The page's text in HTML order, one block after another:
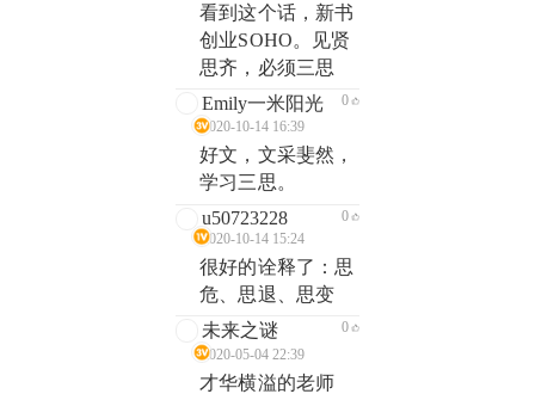
看到这个话，新书
创业SOHO。见贤
思齐，必须三思
Emily一米阳光
2020-10-14 16:39
0
好文，文采斐然，
学习三思。
u50723228
2020-10-14 15:24
0
很好的诠释了：思
危、思退、思变
未来之谜
2020-05-04 22:39
0
才华横溢的老师